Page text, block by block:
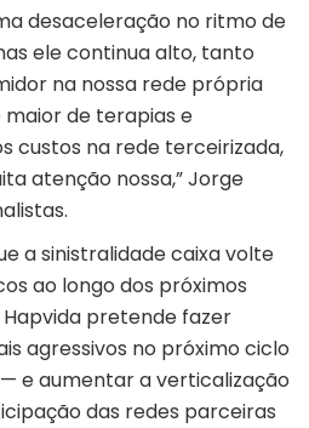
desaceleração no ritmo de
ele continua alto, tanto
na nossa rede própria
de terapias e
custos na rede terceirizada,
atenção nossa,” Jorge
a sinistralidade caixa volte
ao longo dos próximos
pretende fazer
agressivos no próximo ciclo
e aumentar a verticalização
das redes parceiras